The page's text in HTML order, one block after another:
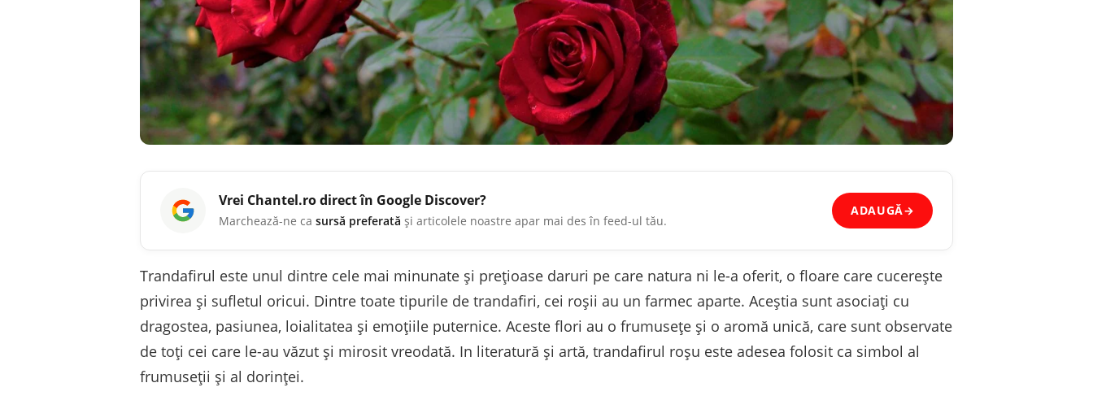
Vrei Chantel.rodirect în Google Discover?
Marchează-ne ca sursă preferată și articolele noastre apar mai des în feed-ul tău.
ADAUGĂ→
Trandafirul este unul dintre cele mai minunate și prețioase daruri pe care natura ni le-a oferit, o floare care cucerește
privirea și sufletul oricui. Dintre toate tipurile de trandafiri, cei roșii au un farmec aparte. Aceștia sunt asociați cu
dragostea, pasiunea, loialitatea și emoțiile puternice. Aceste flori au o frumusețe și o aromă unică, care sunt observate
de toți cei care le-au văzut și mirosit vreodată. In literatură și artă, trandafirul roșu este adesea folosit ca simbol al
frumuseții și al dorinței.